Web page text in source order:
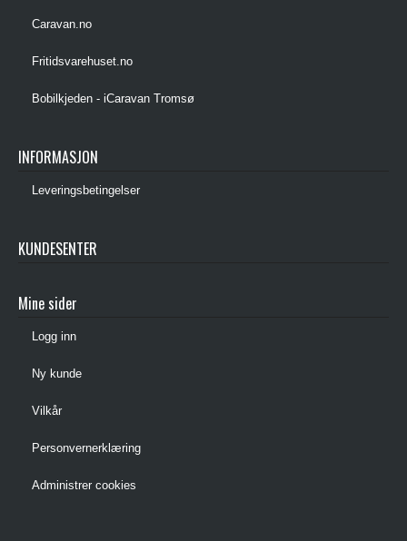
Caravan.no
Fritidsvarehuset.no
Bobilkjeden - iCaravan Tromsø
INFORMASJON
Leveringsbetingelser
KUNDESENTER
Mine sider
Logg inn
Ny kunde
Vilkår
Personvernerklæring
Administrer cookies